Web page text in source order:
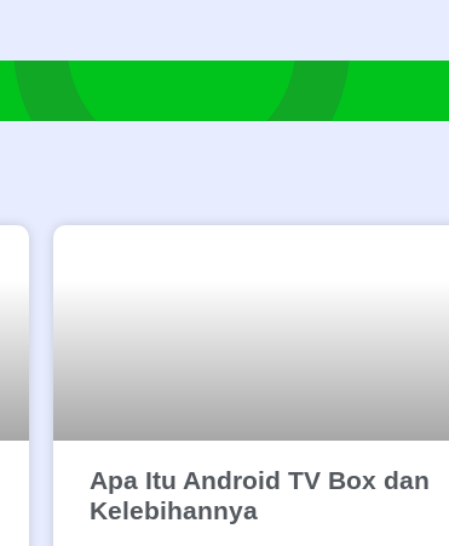
Apa Itu Android TV Box dan
Kelebihannya